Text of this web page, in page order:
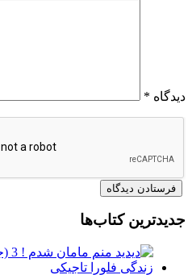
دیدگاه *
جدیدترین کتاب‌ها